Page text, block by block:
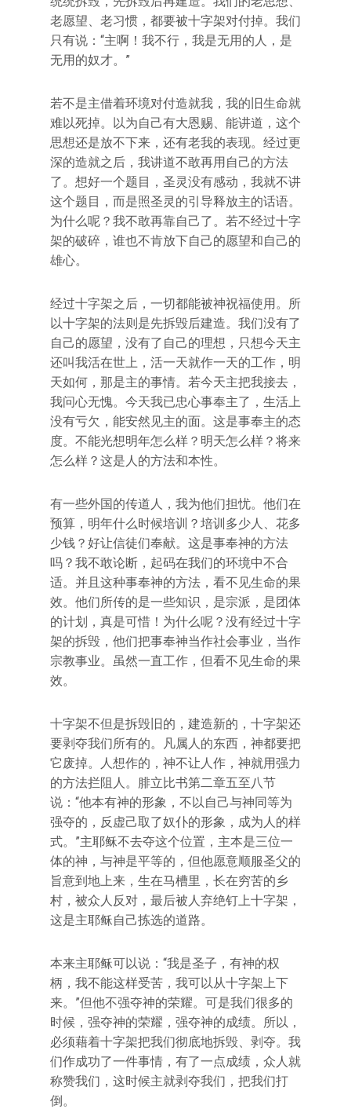
老愿望、老习惯，都要被十字架对付掉。我们
只有说：“主啊！我不行，我是无用的人，是
无用的奴才。”
若不是主借着环境对付造就我，我的旧生命就
难以死掉。以为自己有大恩赐、能讲道，这个
思想还是放不下来，还有老我的表现。经过更
深的造就之后，我讲道不敢再用自己的方法
了。想好一个题目，圣灵没有感动，我就不讲
这个题目，而是照圣灵的引导释放主的话语。
为什么呢？我不敢再靠自己了。若不经过十字
架的破碎，谁也不肯放下自己的愿望和自己的
雄心。
经过十字架之后，一切都能被神祝福使用。所
以十字架的法则是先拆毁后建造。我们没有了
自己的愿望，没有了自己的理想，只想今天主
还叫我活在世上，活一天就作一天的工作，明
天如何，那是主的事情。若今天主把我接去，
我问心无愧。今天我已忠心事奉主了，生活上
没有亏欠，能安然见主的面。这是事奉主的态
度。不能光想明年怎么样？明天怎么样？将来
怎么样？这是人的方法和本性。
有一些外国的传道人，我为他们担忧。他们在
预算，明年什么时候培训？培训多少人、花多
少钱？好让信徒们奉献。这是事奉神的方法
吗？我不敢论断，起码在我们的环境中不合
适。并且这种事奉神的方法，看不见生命的果
效。他们所传的是一些知识，是宗派，是团体
的计划，真是可惜！为什么呢？没有经过十字
架的拆毁，他们把事奉神当作社会事业，当作
宗教事业。虽然一直工作，但看不见生命的果
效。
十字架不但是拆毁旧的，建造新的，十字架还
要剥夺我们所有的。凡属人的东西，神都要把
它废掉。人想作的，神不让人作，神就用强力
的方法拦阻人。腓立比书第二章五至八节
说：“他本有神的形象，不以自己与神同等为
强夺的，反虚己取了奴仆的形象，成为人的样
式。”主耶稣不去夺这个位置，主本是三位一
体的神，与神是平等的，但他愿意顺服圣父的
旨意到地上来，生在马槽里，长在穷苦的乡
村，被众人反对，最后被人弃绝钉上十字架，
这是主耶稣自己拣选的道路。
本来主耶稣可以说：“我是圣子，有神的权
柄，我不能这样受苦，我可以从十字架上下
来。”但他不强夺神的荣耀。可是我们很多的
时候，强夺神的荣耀，强夺神的成绩。所以，
必须藉着十字架把我们彻底地拆毁、剥夺。我
们作成功了一件事情，有了一点成绩，众人就
称赞我们，这时候主就剥夺我们，把我们打
倒。